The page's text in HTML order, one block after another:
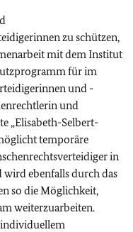
zu schützen,
mit dem Institut
für im
und -
und
„Elisabeth-Selbert-
temporäre
in
ebenfalls durch das
so die Möglichkeit,
weiterzuarbeiten.